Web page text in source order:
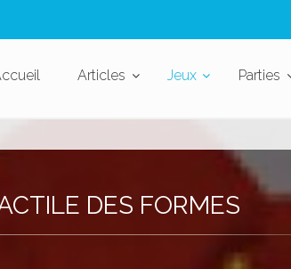
Articles Jeux Parties
DES FORMES